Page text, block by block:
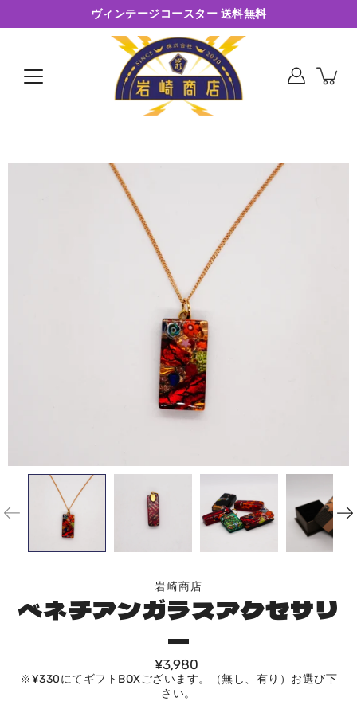
ヴィンテージコースター 送料無料
岩崎商店
べネチアンガラスアクセサリ
ー
¥3,980
※¥330にてギフトBOXございます。（無し、有り）お選び下
さい。